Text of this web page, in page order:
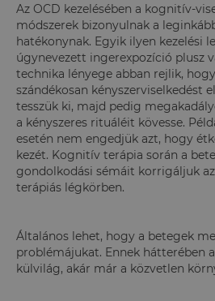
Az OCD kezelésében a kognitív-
módszerek bizonyulnak a
hatékonynak. Egyik ilyen kezelési
úgynevezett ingerexpozíció plusz
technika lényege abban rejlik,
szándékosan kényszerviselkedést
tesszük ki, majd pedig
a kényszeres rituáléit kövesse.
esetén nem engedjük azt, hogy
kezét. Kognitív terápia során a
gondolkodási sémáit korrigáljuk
terápiás légkörben.
Általános lehet, hogy a betegek
problémájukat. Ennek hátterében
külvilág, akár már a közvetlen